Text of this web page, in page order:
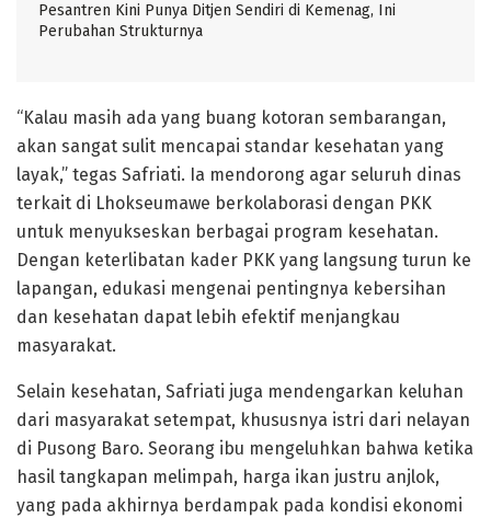
Pesantren Kini Punya Ditjen Sendiri di Kemenag, Ini
Perubahan Strukturnya
“Kalau masih ada yang buang kotoran sembarangan,
akan sangat sulit mencapai standar kesehatan yang
layak,” tegas Safriati. Ia mendorong agar seluruh dinas
terkait di Lhokseumawe berkolaborasi dengan PKK
untuk menyukseskan berbagai program kesehatan.
Dengan keterlibatan kader PKK yang langsung turun ke
lapangan, edukasi mengenai pentingnya kebersihan
dan kesehatan dapat lebih efektif menjangkau
masyarakat.
Selain kesehatan, Safriati juga mendengarkan keluhan
dari masyarakat setempat, khususnya istri dari nelayan
di Pusong Baro. Seorang ibu mengeluhkan bahwa ketika
hasil tangkapan melimpah, harga ikan justru anjlok,
yang pada akhirnya berdampak pada kondisi ekonomi